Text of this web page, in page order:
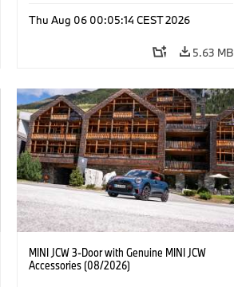
Optional Extras, Accessories
Thu Aug 06 00:05:14 CEST 2026
5.63 MB
MINI JCW 3-Door with Genuine MINI JCW
Accessories (08/2026)